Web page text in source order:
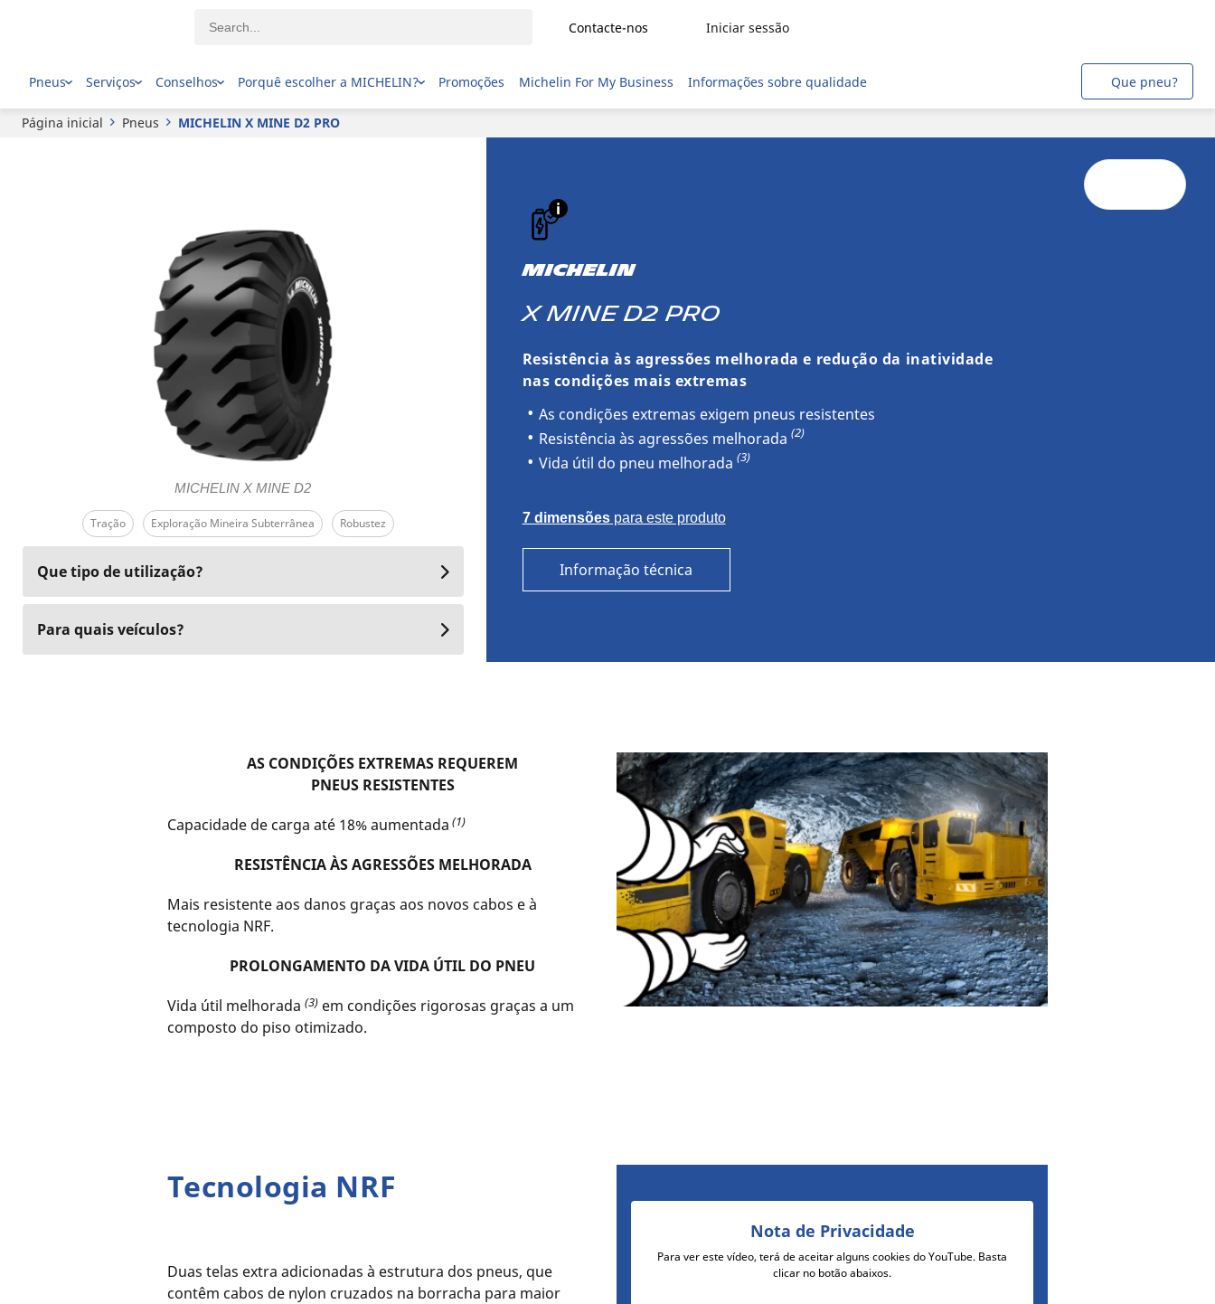
Contacte-nos Iniciar sessão
Pneus Serviços Conselhos Porquê escolher a MICHELIN? Promoções Michelin For My Business Informações sobre qualidade Que pneu?
Página inicial Pneus MICHELIN X MINE D2 PRO
MICHELIN X MINE D2
Tração Exploração Mineira Subterrânea Robustez
Que tipo de utilização?
Para quais veículos?
MICHELIN
X MINE D2 PRO
Resistência às agressões melhorada e redução da inatividade
nas condições mais extremas
As condições extremas exigem pneus resistentes
Resistência às agressões melhorada (2)
Vida útil do pneu melhorada (3)
7 dimensõespara este produto
Informação técnica
X MINE D2 PRO
AS CONDIÇÕES EXTREMAS REQUEREM
PNEUS RESISTENTES
Capacidade de carga até 18% aumentada (1)
RESISTÊNCIA ÀS AGRESSÕES MELHORADA
Mais resistente aos danos graças aos novos cabos e à
tecnologia NRF.
PROLONGAMENTO DA VIDA ÚTIL DO PNEU
Vida útil melhorada (3)em condições rigorosas graças a um
composto do piso otimizado.
Tecnologia NRF
Duas telas extra adicionadas à estrutura dos pneus, que
contêm cabos de nylon cruzados na borracha para maior
Nota de Privacidade
Para ver este vídeo, terá de aceitar alguns cookies do YouTube. Basta
clicar no botão abaixos.